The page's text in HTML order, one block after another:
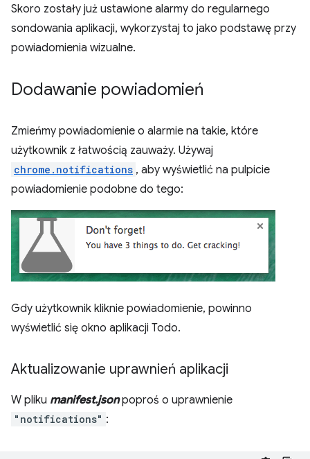
Skoro zostały już ustawione alarmy do regularnego
sondowania aplikacji, wykorzystaj to jako podstawę przy
powiadomienia wizualne.
Dodawanie powiadomień
Zmieńmy powiadomienie o alarmie na takie, które
użytkownik z łatwością zauważy. Używaj
chrome.notifications , aby wyświetlić na pulpicie
powiadomienie podobne do tego:
Gdy użytkownik kliknie powiadomienie, powinno
wyświetlić się okno aplikacji Todo.
Aktualizowanie uprawnień aplikacji
W pliku manifest.jsonpoproś o uprawnienie
"notifications" :